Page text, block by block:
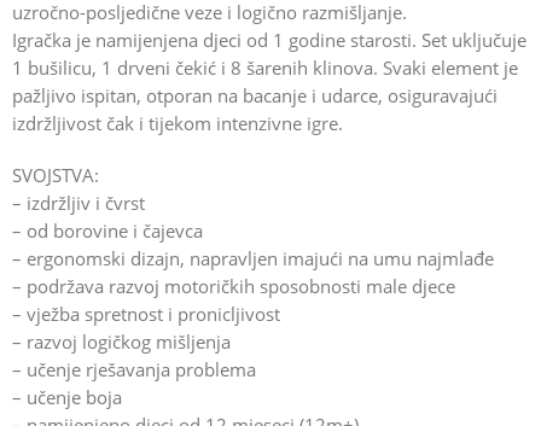
uzročno-posljedične veze i logično razmišljanje.
Igračka je namijenjena djeci od 1 godine starosti. Set uključuje
1 bušilicu, 1 drveni čekić i 8 šarenih klinova. Svaki element je
pažljivo ispitan, otporan na bacanje i udarce, osiguravajući
izdržljivost čak i tijekom intenzivne igre.
SVOJSTVA:
– izdržljiv i čvrst
– od borovine i čajevca
– ergonomski dizajn, napravljen imajući na umu najmlađe
– podržava razvoj motoričkih sposobnosti male djece
– vježba spretnost i pronicljivost
– razvoj logičkog mišljenja
– učenje rješavanja problema
– učenje boja